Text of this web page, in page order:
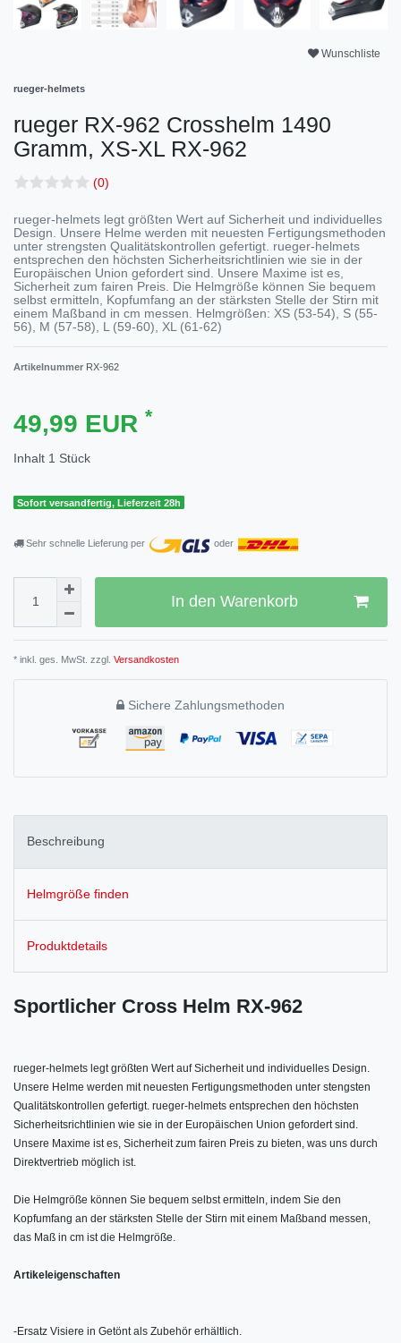
Wunschliste
rueger-helmets
rueger RX-962 Crosshelm 1490
Gramm, XS-XL
RX-962
(0)
rueger-helmets legt größten Wert auf Sicherheit und individuelles
Design. Unsere Helme werden mit neuesten Fertigungsmethoden
unter strengsten Qualitätskontrollen gefertigt. rueger-helmets
entsprechen den höchsten Sicherheitsrichtlinien wie sie in der
Europäischen Union gefordert sind. Unsere Maxime ist es,
Sicherheit zum fairen Preis. Die Helmgröße können Sie bequem
selbst ermitteln, Kopfumfang an der stärksten Stelle der Stirn mit
einem Maßband in cm messen. Helmgrößen: XS (53-54), S (55-
56), M (57-58), L (59-60), XL (61-62)
Artikelnummer RX-962
49,99 EUR *
Inhalt 1 Stück
Sofort versandfertig, Lieferzeit 28h
Sehr schnelle Lieferung per oder
In den Warenkorb
* inkl. ges. MwSt. zzgl. Versandkosten
Sichere Zahlungsmethoden
Beschreibung
Helmgröße finden
Produktdetails
Sportlicher Cross Helm RX-962
rueger-helmets legt größten Wert auf Sicherheit und individuelles Design.
Unsere Helme werden mit neuesten Fertigungsmethoden unter stengsten
Qualitätskontrollen gefertigt. rueger-helmets entsprechen den höchsten
Sicherheitsrichtlinien wie sie in der Europäischen Union gefordert sind.
Unsere Maxime ist es, Sicherheit zum fairen Preis zu bieten, was uns durch
Direktvertrieb möglich ist.
Die Helmgröße können Sie bequem selbst ermitteln, indem Sie den
Kopfumfang an der stärksten Stelle der Stirn mit einem Maßband messen,
das Maß in cm ist die Helmgröße.
Artikeleigenschaften
-Ersatz Visiere in Getönt als Zubehör erhältlich.